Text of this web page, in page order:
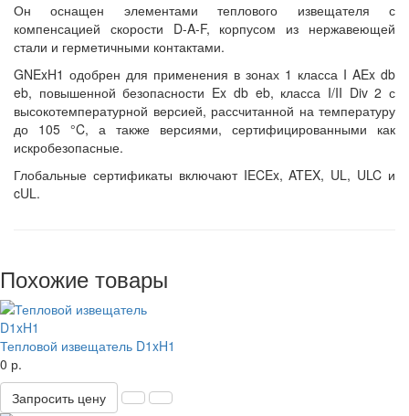
Он оснащен элементами теплового извещателя с
компенсацией скорости D-A-F, корпусом из нержавеющей
стали и герметичными контактами.
GNExH1 одобрен для применения в зонах 1 класса I AEx db
eb, повышенной безопасности Ex db eb, класса I/II Div 2 с
высокотемпературной версией, рассчитанной на температуру
до 105 °C, а также версиями, сертифицированными как
искробезопасные.
Глобальные сертификаты включают IECEx, ATEX, UL, ULC и
cUL.
Похожие товары
Тепловой извещатель D1xH1
0 р.
Запросить цену